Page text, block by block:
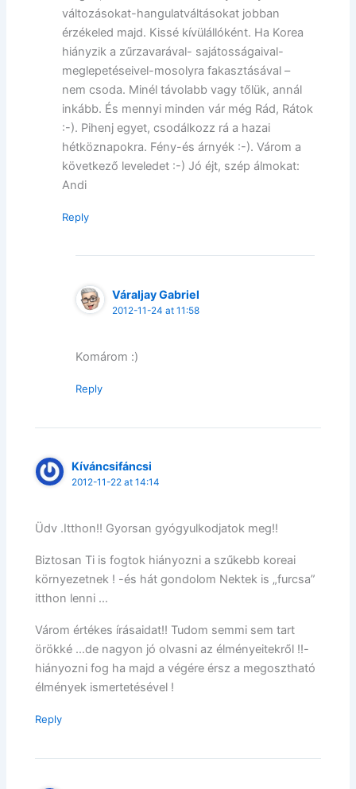
változásokat-hangulatváltásokat jobban
érzékeled majd. Kissé kívülállóként. Ha Korea
hiányzik a zűrzavarával- sajátosságaival-
meglepetéseivel-mosolyra fakasztásával –
nem csoda. Minél távolabb vagy tőlük, annál
inkább. És mennyi minden vár még Rád, Rátok
:-). Pihenj egyet, csodálkozz rá a hazai
hétköznapokra. Fény-és árnyék :-). Várom a
következő leveledet :-) Jó éjt, szép álmokat:
Andi
Reply
Váraljay Gabriel
2012-11-24 at 11:58
Komárom :)
Reply
Kíváncsifáncsi
2012-11-22 at 14:14
Üdv .Itthon!! Gyorsan gyógyulkodjatok meg!!
Biztosan Ti is fogtok hiányozni a szűkebb koreai
környezetnek ! -és hát gondolom Nektek is „furcsa”
itthon lenni …
Várom értékes írásaidat!! Tudom semmi sem tart
örökké …de nagyon jó olvasni az élményeitekről !!-
hiányozni fog ha majd a végére érsz a megosztható
élmények ismertetésével !
Reply